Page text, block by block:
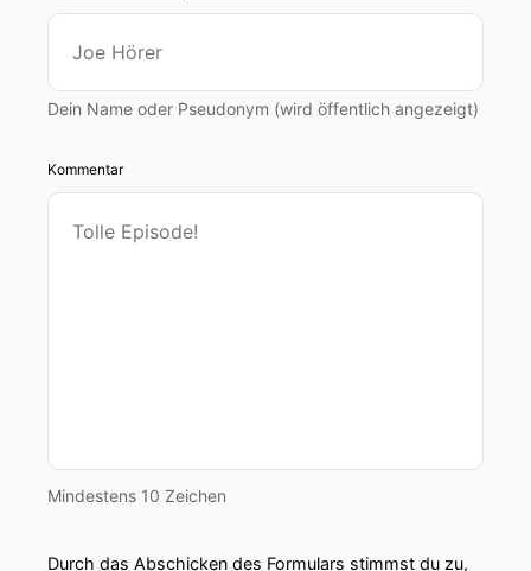
Dein Name oder Pseudonym (wird öffentlich angezeigt)
Kommentar
Mindestens 10 Zeichen
Durch das Abschicken des Formulars stimmst du zu,